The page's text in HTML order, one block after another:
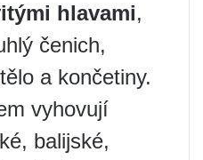
hlavami,
čenich,
a končetiny.
vyhovují
balijské,